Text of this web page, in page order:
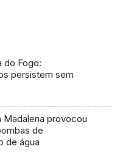
do Fogo:
persistem sem
Madalena provocou
de
de água